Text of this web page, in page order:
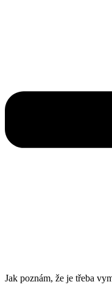
Jak poznám, že je třeba